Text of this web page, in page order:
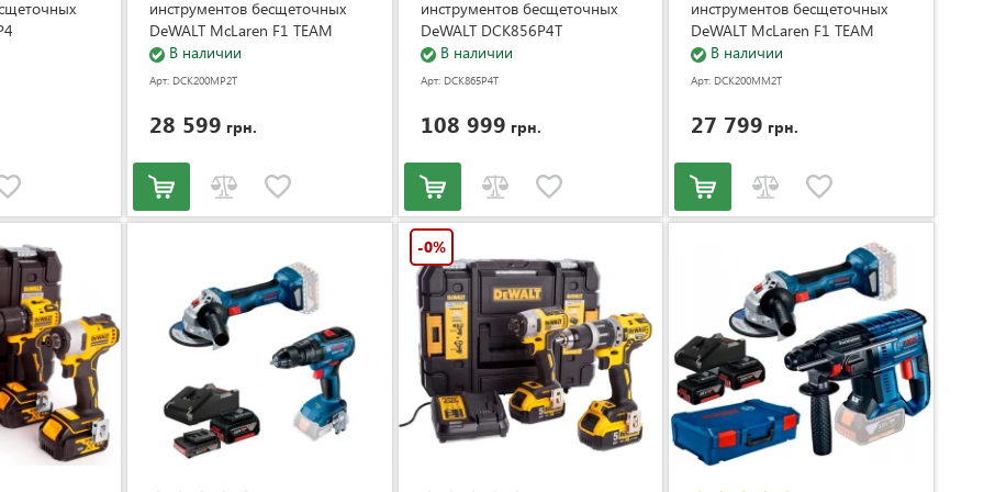
инструментов бесщеточных
DeWALT McLaren F1 TEAM
LIMITED EDITION DCK200MP2T
(DCK200MP2T)
В наличии
Арт: DCK200MP2T
28 599 грн.
инструментов бесщеточных
DeWALT DCK856P4T
(DCK865P4T)
В наличии
Арт: DCK865P4T
108 999 грн.
инструментов бесщеточных
DeWALT McLaren F1 TEAM
LIMITED EDITION
DCK200MM2T (DCK200MM2T)
В наличии
Арт: DCK200MM2T
27 799 грн.
-0%